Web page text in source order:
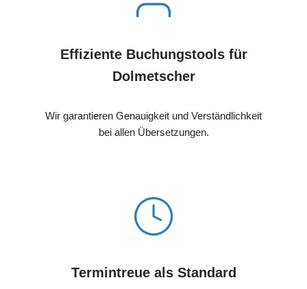
Effiziente Buchungstools für
Dolmetscher
Wir garantieren Genauigkeit und Verständlichkeit
bei allen Übersetzungen.
Termintreue als Standard